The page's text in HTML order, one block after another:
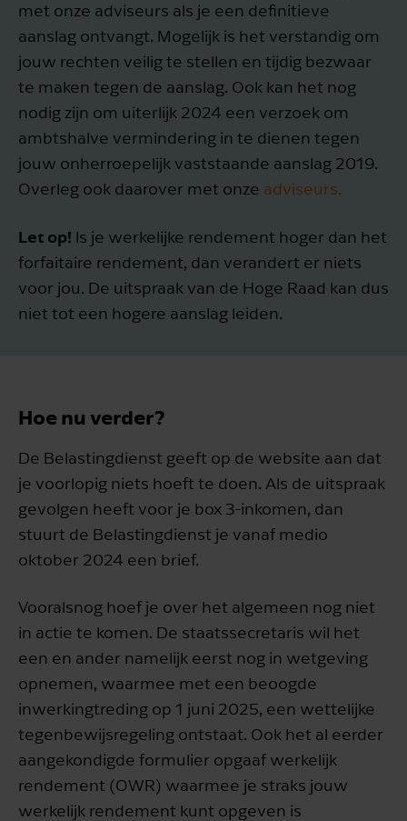
met onze adviseurs als je een definitieve
aanslag ontvangt. Mogelijk is het verstandig om
jouw rechten veilig te stellen en tijdig bezwaar
te maken tegen de aanslag. Ook kan het nog
nodig zijn om uiterlijk 2024 een verzoek om
ambtshalve vermindering in te dienen tegen
jouw onherroepelijk vaststaande aanslag 2019.
Overleg ook daarover met onze adviseurs.
Let op! Is je werkelijke rendement hoger dan het
forfaitaire rendement, dan verandert er niets
voor jou. De uitspraak van de Hoge Raad kan dus
niet tot een hogere aanslag leiden.
Hoe nu verder?
De Belastingdienst geeft op de website aan dat
je voorlopig niets hoeft te doen. Als de uitspraak
gevolgen heeft voor je box 3-inkomen, dan
stuurt de Belastingdienst je vanaf medio
oktober 2024 een brief.
Vooralsnog hoef je over het algemeen nog niet
in actie te komen. De staatssecretaris wil het
een en ander namelijk eerst nog in wetgeving
opnemen, waarmee met een beoogde
inwerkingtreding op 1 juni 2025, een wettelijke
tegenbewijsregeling ontstaat. Ook het al eerder
aangekondigde formulier opgaaf werkelijk
rendement (OWR) waarmee je straks jouw
werkelijk rendement kunt opgeven is